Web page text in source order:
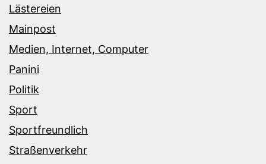
Lästereien
Mainpost
Medien, Internet, Computer
Panini
Politik
Sport
Sportfreundlich
Straßenverkehr